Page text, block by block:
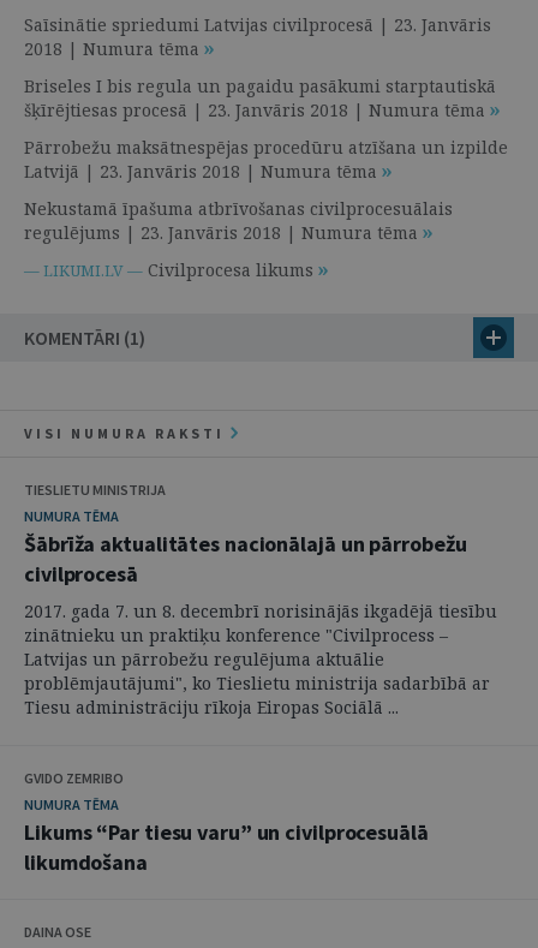
Saīsinātie spriedumi Latvijas civilprocesā | 23. Janvāris
2018 | Numura tēma
Briseles I bis regula un pagaidu pasākumi starptautiskā
šķīrējtiesas procesā | 23. Janvāris 2018 | Numura tēma
Pārrobežu maksātnespējas procedūru atzīšana un izpilde
Latvijā | 23. Janvāris 2018 | Numura tēma
Nekustamā īpašuma atbrīvošanas civilprocesuālais
regulējums | 23. Janvāris 2018 | Numura tēma
— LIKUMI.LV — Civilprocesa likums
KOMENTĀRI (1)
VISI NUMURA RAKSTI
TIESLIETU MINISTRIJA
NUMURA TĒMA
Šābrīža aktualitātes nacionālajā un pārrobežu
civilprocesā
2017. gada 7. un 8. decembrī norisinājās ikgadējā tiesību
zinātnieku un praktiķu konference "Civilprocess –
Latvijas un pārrobežu regulējuma aktuālie
problēmjautājumi", ko Tieslietu ministrija sadarbībā ar
Tiesu administrāciju rīkoja Eiropas Sociālā ...
GVIDO ZEMRIBO
NUMURA TĒMA
Likums “Par tiesu varu” un civilprocesuālā
likumdošana
DAINA OSE